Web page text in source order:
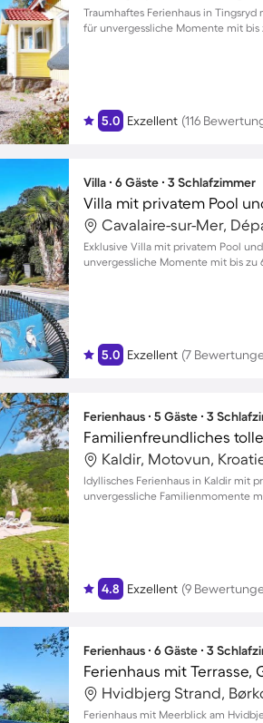
Traumhaftes Ferienhaus in Tingsryd
für unvergessliche Momente mit bis
5.0 Exzellent (116
Villa ∙ 6 Gäste ∙ 3 Schlafzimmer
Villa mit privatem Pool
Cavalaire-sur-Mer,
Exklusive Villa mit privatem Pool
unvergessliche Momente mit bis zu
5.0 Exzellent (7
Ferienhaus ∙ 5 Gäste ∙ 3
Kaldir, Motovun,
Idyllisches Ferienhaus in Kaldir mit
unvergessliche Familienmomente
4.8 Exzellent (9
Ferienhaus ∙ 6 Gäste ∙ 3
Hvidbjerg Strand,
Ferienhaus mit Meerblick am